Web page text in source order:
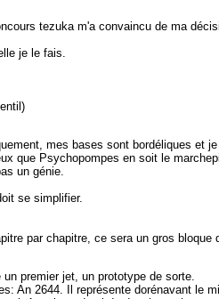
tezuka m'a convaincu de ma
je le fais.
mes bases sont bordéliques et
que Psychopompes en soit le
un génie.
se simplifier.
par chapitre, ce sera un gros bloque
premier jet, un prototype de sorte.
An 2644. Il représente dorénavant le